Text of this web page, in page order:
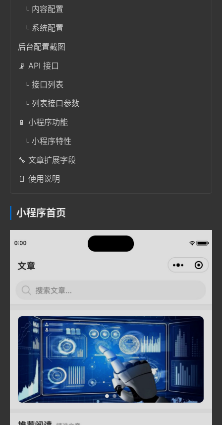
内容配置
系统配置
后台配置截图
📡 API 接口
接口列表
列表接口参数
📱 小程序功能
小程序特性
🔧 文章扩展字段
📄 使用说明
小程序首页